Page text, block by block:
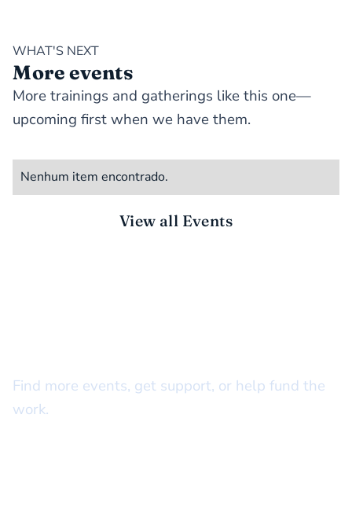
WHAT'S NEXT
More events
More trainings and gatherings like this one—
upcoming first when we have them.
Nenhum item encontrado.
View all Events
Find more events, get support, or help fund the
work.